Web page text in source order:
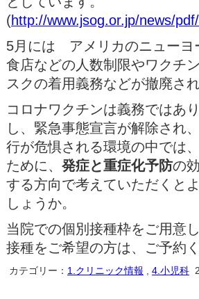
(http://www.jsog.or.jp/news/
5月には アメリカのニューヨ
食店などの人数制限やワクチ
スクの着用義務などが撤廃され
コロナワクチンは義務ではあ
し、緊急事態宣言が解除され
行が危惧される環境の中では
ために、 発症と重症化予防の
する方向で考えていただくと
しょうか。
当院での個別接種枠をご用意
接種をご希望の方は、ご予約く
カテゴリー： 1.クリニック情報 4.小児科